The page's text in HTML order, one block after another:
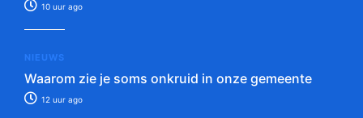
10 uur ago
NIEUWS
Waarom zie je soms onkruid in onze gemeente
12 uur ago